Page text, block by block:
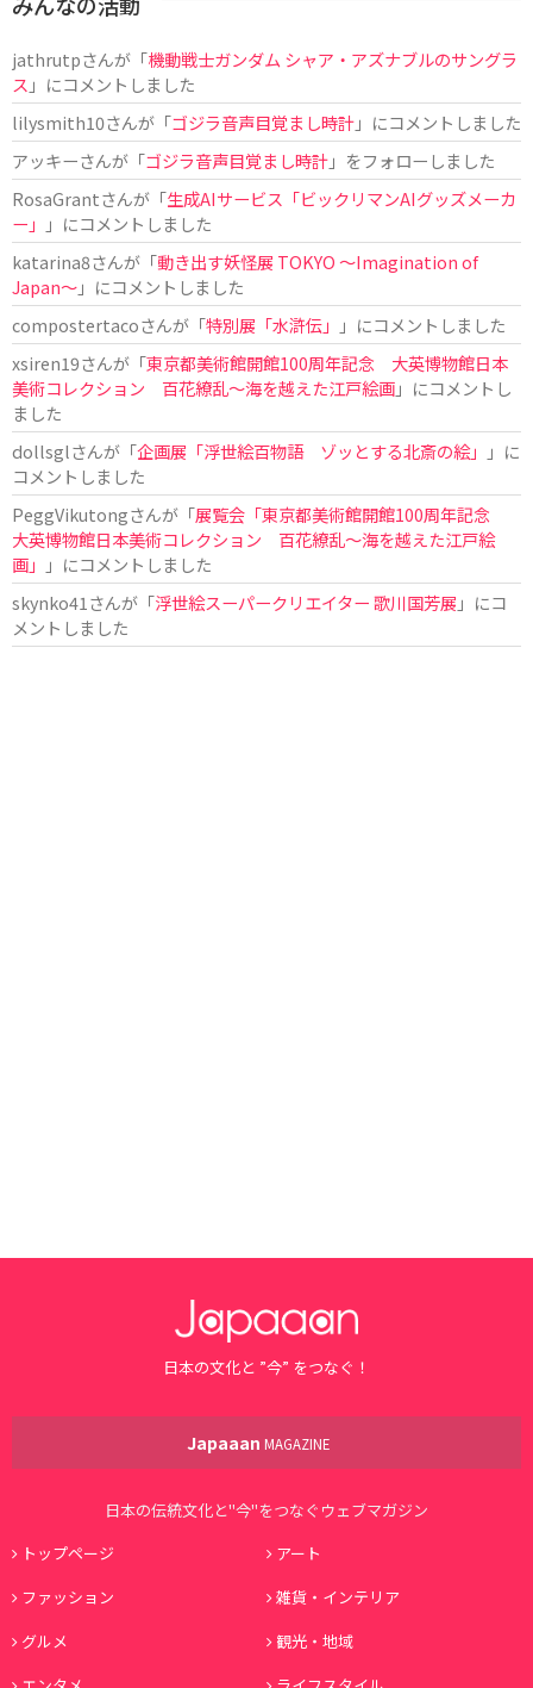
jathrutpさんが「機動戦士ガンダム シャア・アズナブルのサングラ
ス 」にコメントしました
lilysmith10さんが「ゴジラ音声目覚まし時計」にコメントしました
アッキーさんが「ゴジラ音声目覚まし時計」をフォローしました
RosaGrantさんが「生成AIサービス「ビックリマンAIグッズメーカ
ー」
」にコメントしました
katarina8さんが「動き出す妖怪展 TOKYO 〜Imagination of
Japan〜」にコメントしました
compostertacoさんが「特別展「水滸伝」
」にコメントしました
xsiren19さんが「東京都美術館開館100周年記念 大英博物館日本
美術コレクション 百花繚乱～海を越えた江戸絵画」にコメントし
ました
dollsglさんが「企画展「浮世絵百物語 ゾッとする北斎の絵」
」に
コメントしました
PeggVikutongさんが「展覧会「東京都美術館開館100周年記念
大英博物館日本美術コレクション 百花繚乱〜海を越えた江戸絵
画」
」にコメントしました
skynko41 さんが「浮世絵スーパークリエイター 歌川国芳展 」にコ
メントしました
日本の文化と ”今” をつなぐ！
Japaaan MAGAZINE
日本の伝統文化と"今"をつなぐウェブマガジン
トップページ
アート
ファッション
雑貨・インテリア
グルメ
観光・地域